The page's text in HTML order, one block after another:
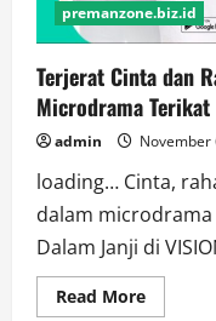
premanzone.biz.id
Terjerat Cinta dan
Microdrama Terikat
admin November
loading… Cinta,
dalam
Dalam Janji di
Read MoreRead
more